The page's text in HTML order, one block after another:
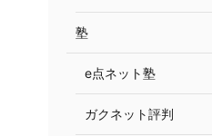
塾
e点ネット塾
ガクネット評判